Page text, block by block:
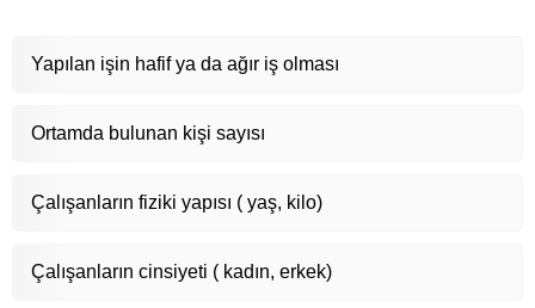
Yapılan işin hafif ya da ağır iş olması
Ortamda bulunan kişi sayısı
Çalışanların fiziki yapısı ( yaş, kilo)
Çalışanların cinsiyeti ( kadın, erkek)